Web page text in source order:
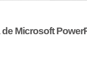
Microsoft